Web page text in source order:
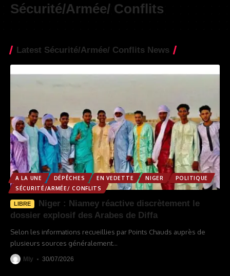
Sécurité/Armée/ Conflits
Latest Sécurité/Armée/ Conflits News
A LA UNE DÉPÊCHES EN VEDETTE NIGER
POLITIQUE
SÉCURITÉ/ARMÉE/ CONFLITS
LIBRE
Niger : Niamey réactive discrètement le
dossier explosif des Arabes de Diffa
Selon les informations recueillies par Points Chauds auprès de
plusieurs sources généralement…
Mly 30/07/2026